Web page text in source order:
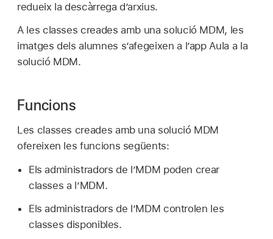
redueix la descàrrega d’arxius.
A les classes creades amb una solució MDM, les
imatges dels alumnes s’afegeixen a l’app Aula a la
solució MDM.
Funcions
Les classes creades amb una solució MDM
ofereixen les funcions següents:
Els administradors de l’MDM poden crear
classes a l’MDM.
Els administradors de l’MDM controlen les
classes disponibles.